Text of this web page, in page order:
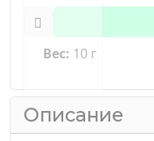
Вес: 10 г
Описание